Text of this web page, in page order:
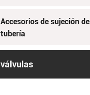
Accesorios de sujeción de
tubería
válvulas